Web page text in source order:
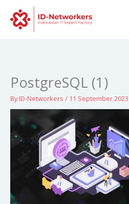
content
PostgreSQL (1)
ByID-Networkers / 11 September 2023